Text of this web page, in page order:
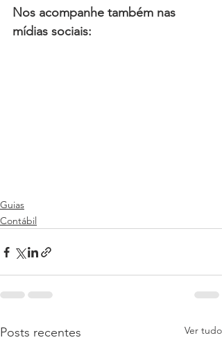
Nos acompanhe também nas
mídias sociais:
Guias
Contábil
Posts recentes Ver tudo